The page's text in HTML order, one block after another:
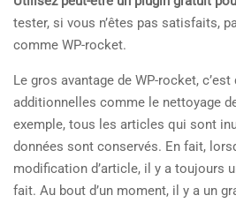
tester, si vous n’êtes pas satisfaits,
comme WP-rocket.
Le gros avantage de WP-rocket,
additionnelles comme le nettoyage
exemple, tous les articles qui sont
données sont conservés. En fait,
modification d’article, il y a toujours
fait. Au bout d’un moment, il y a un